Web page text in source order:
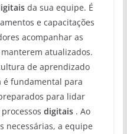
da sua equipe. É
e capacitações
acompanhar as
atualizados.
de aprendizado
é fundamental para
para lidar
digitais . Ao
necessárias, a equipe